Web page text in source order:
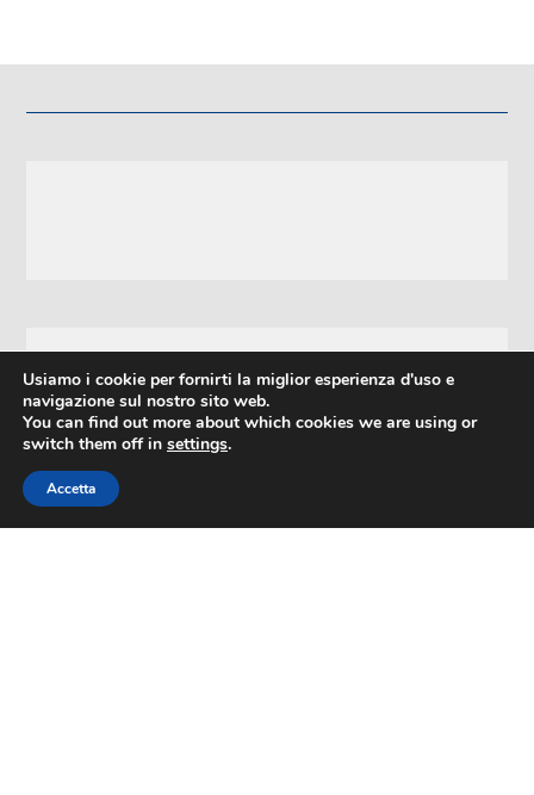
Via San Felice, 103 40122 Bologna
Telefono: 3491274189
Usiamo i cookie per fornirti la miglior esperienza d'uso e
navigazione sul nostro sito web.
You can find out more about which cookies we are using or
switch them off in settings.
Accetta